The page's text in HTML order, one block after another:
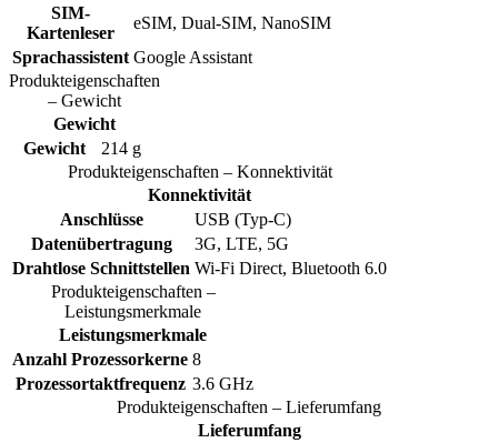
SIM-
Kartenleser
eSIM, Dual-SIM, NanoSIM
Sprachassistent Google Assistant
Produkteigenschaften
– Gewicht
Gewicht
Gewicht
214 g
Produkteigenschaften – Konnektivität
Konnektivität
Anschlüsse
USB (Typ-C)
Datenübertragung
3G, LTE, 5G
Drahtlose Schnittstellen Wi-Fi Direct, Bluetooth 6.0
Produkteigenschaften –
Leistungsmerkmale
Leistungsmerkmale
Anzahl Prozessorkerne 8
Prozessortaktfrequenz 3.6 GHz
Produkteigenschaften – Lieferumfang
Lieferumfang